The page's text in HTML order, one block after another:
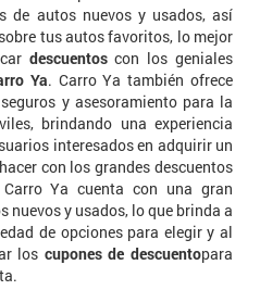
de autos nuevos y usados, así
tus autos favoritos, lo mejor
descuentoscon los geniales
Ya. Carro Ya también ofrece
y asesoramiento para la
brindando una experiencia
interesados en adquirir un
con los grandes descuentos
Ya cuenta con una gran
nuevos y usados, lo que brinda a
de opciones para elegir y al
los cupones de descuentopara